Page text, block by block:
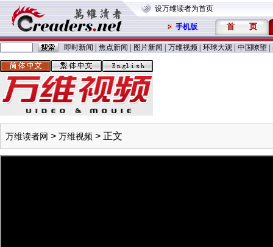
设万维读者为首页
手机版 首 页
即时新闻 焦点新闻 图片新闻 万维视频 环球大观 中国嘹望
万维读者网 > 万维视频 > 正文